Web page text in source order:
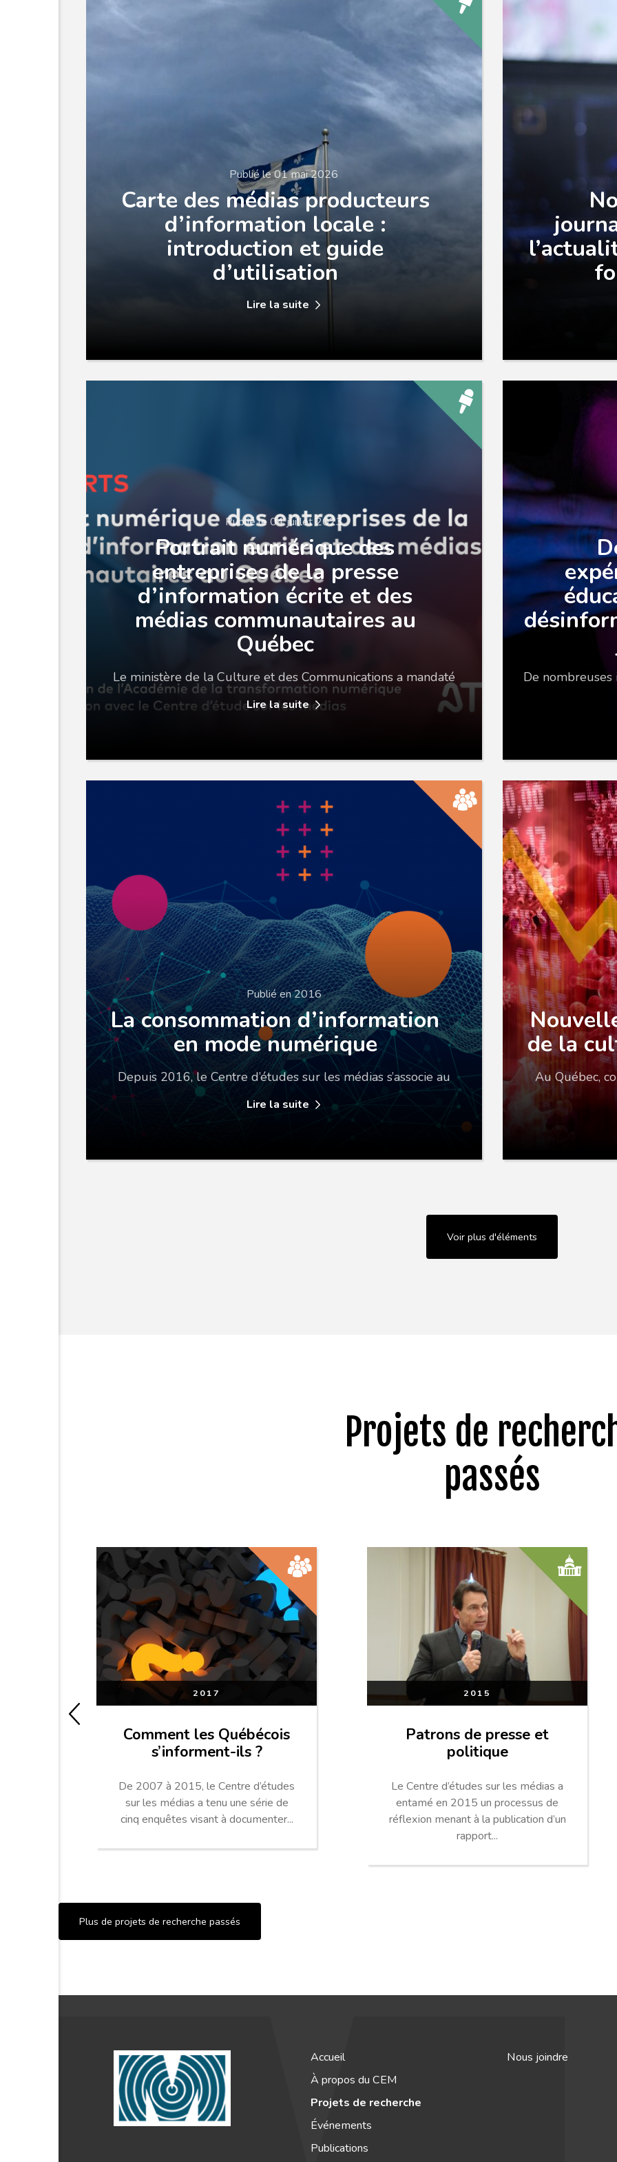
Publié le 01 mai 2026
Carte des médias producteurs
d’information locale :
introduction et guide
d’utilisation
Lire la suite
Publié le 04 juillet 2023
Portrait numérique des
entreprises de la presse
d’information écrite et des
médias communautaires au
Québec
Le ministère de la Culture et des Communications a mandaté
Lire la suite
De
Publié en 2016
La consommation d’information
en mode numérique
Depuis 2016, le Centre d’études sur les médias s’associe au
Lire la suite
de la
Au Québec,
Voir plus d'éléments
Projets de
passés
2017
Comment les Québécois
s’informent-ils ?
De 2007 à 2015, le Centre d’études
sur les médias a tenu une série de
cinq enquêtes visant à documenter...
2015
Patrons de presse et
politique
Le Centre d’études sur les médias a
entamé en 2015 un processus de
réflexion menant à la publication d’un
rapport...
Plus de projets de recherche passés
Accueil
À propos du CEM
Projets de recherche
Événements
Publications
Nous joindre